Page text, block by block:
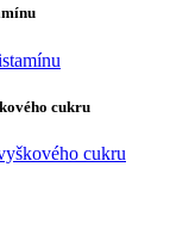
cukru
cukru